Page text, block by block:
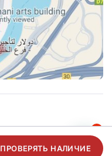
ПРОВЕРЯТЬ НАЛИЧИЕ
1